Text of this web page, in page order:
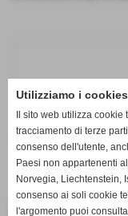
remove_circle
Utilizziamo i cookies
Il sito web utilizza
tracciamento di terze
consenso dell'utente,
Paesi non appartenenti
Norvegia, Liechtenstein,
consenso ai soli cookie
l'argomento puoi